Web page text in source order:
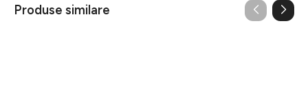
Produse similare